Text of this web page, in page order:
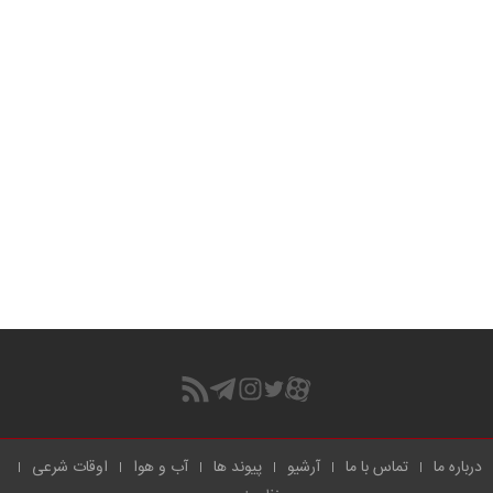
درباره ما تماس با ما آرشیو پیوند ها آب و هوا
اوقات شرعی